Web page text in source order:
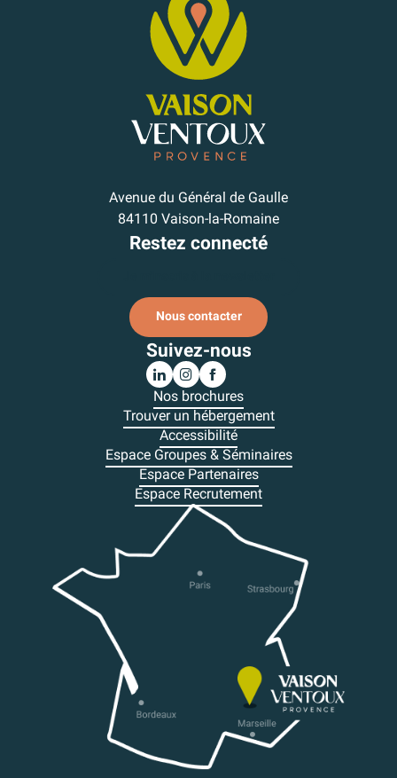
Avenue du Général de Gaulle
84110 Vaison-la-Romaine
Restez connecté
Nous contacter
Suivez-nous
Nos brochures
Trouver un hébergement
Accessibilité
Espace Groupes & Séminaires
Espace Partenaires
Espace Recrutement